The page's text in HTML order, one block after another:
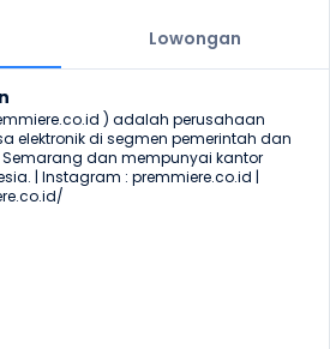
Lowongan
) adalah perusahaan
elektronik di segmen pemerintah dan
dan mempunyai kantor
| Instagram : premmiere.co.id |